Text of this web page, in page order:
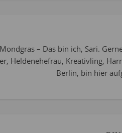
– Das bin ich, Sari.
Heldenehefrau, Kreativling,
Berlin, bin hier